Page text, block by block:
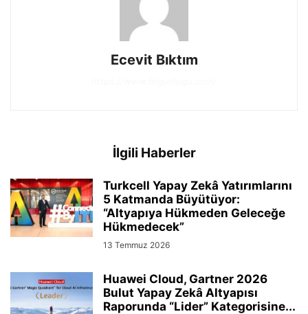
Ecevit Bıktım
İlgili Haberler
Turkcell Yapay Zekâ Yatırımlarını
5 Katmanda Büyütüyor:
“Altyapıya Hükmeden Geleceğe
Hükmedecek”
13 Temmuz 2026
Huawei Cloud, Gartner 2026
Bulut Yapay Zekâ Altyapısı
Raporunda “Lider” Kategorisine...